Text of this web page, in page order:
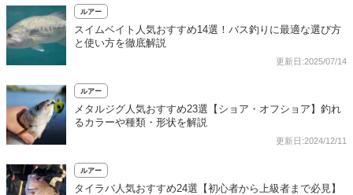
ルアー
スイムベイト人気おすすめ14選！バス釣りに最適な選び方
と使い方を徹底解説
更新日:2025/07/14
ルアー
メタルジグ人気おすすめ23選【ショア・オフショア】釣れ
るカラーや種類・形状を解説
更新日:2024/12/11
ルアー
タイラバ人気おすすめ24選【初心者から上級者まで必見】